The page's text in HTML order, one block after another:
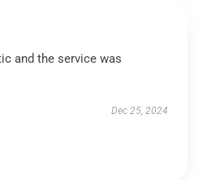
and the service was
Dec 25, 2024